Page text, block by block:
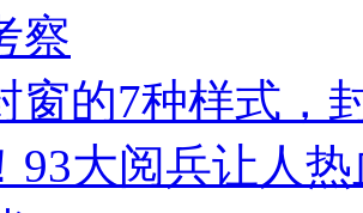
察
窗的7种样式，
93大阅兵让人